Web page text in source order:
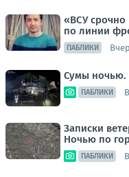
«ВСУ срочно
по линии
ПАБЛИКИ
Сумы ночью.
ПАБЛИКИ
Записки
Ночью по
ПАБЛИКИ